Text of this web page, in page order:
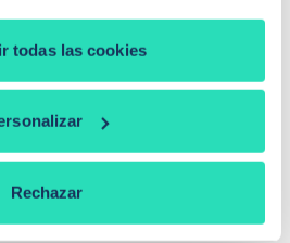
todas las cookies
Rechazar
hipotecas?
la hipoteca?
tasación de una vivienda?